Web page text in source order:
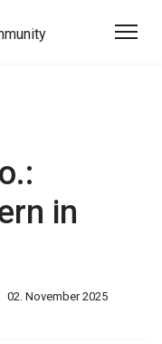
in
02. November 2025